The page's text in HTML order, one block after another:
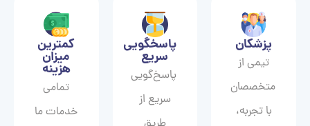
پزشکان
تیمی از
متخصصان
با تجربه،
پاسخگویی
سریع
پاسخ‌گویی
سریع از
طریق
کمترین
میزان
هزینه
تمامی
خدمات ما